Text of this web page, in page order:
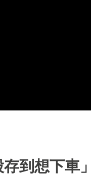
存到想下車